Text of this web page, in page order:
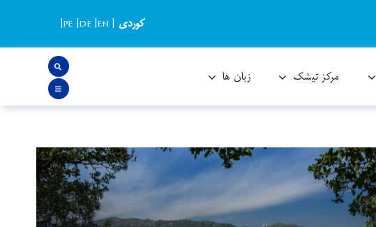
کوردی |
PE |DE|EN
|
مرکز تیشک زبان ها